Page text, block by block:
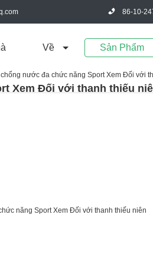
86-10-
Về Sản Phẩm
nước đa chức năng Sport Xem Đối với
Xem Đối với thanh thiếu